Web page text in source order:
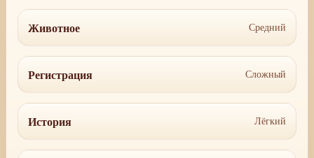
Животное Средний
Регистрация Сложный
История Лёгкий